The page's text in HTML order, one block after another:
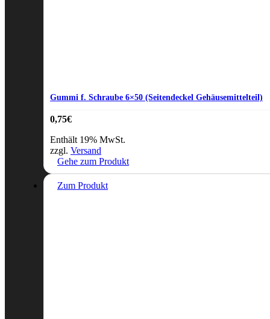
Gummi f. Schraube 6×50 (Seitendeckel Gehäusemittelteil)
0,75€
Enthält 19% MwSt.
zzgl. Versand
Gehe zum Produkt
Zum Produkt